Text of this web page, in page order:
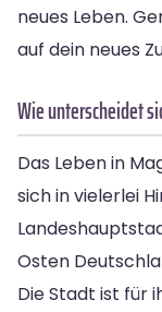
neues Leben.
auf dein neues
Wie unterscheidet
Das Leben in
sich in vielerlei
Osten
Die Stadt ist für